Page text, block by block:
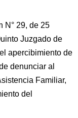
N° 29, de 25
Juzgado de
apercibimiento de
denunciar al
Familiar,
del